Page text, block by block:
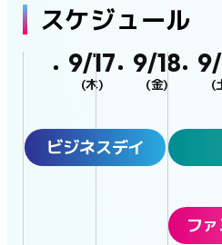
スケジュール
9/17
(木)
9/18
(金) (
ビジネスデイ
フ